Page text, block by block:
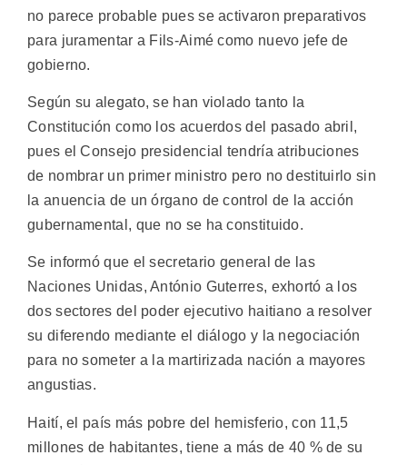
no parece probable pues se activaron preparativos
para juramentar a Fils-Aimé como nuevo jefe de
gobierno.
Según su alegato, se han violado tanto la
Constitución como los acuerdos del pasado abril,
pues el Consejo presidencial tendría atribuciones
de nombrar un primer ministro pero no destituirlo sin
la anuencia de un órgano de control de la acción
gubernamental, que no se ha constituido.
Se informó que el secretario general de las
Naciones Unidas, António Guterres, exhortó a los
dos sectores del poder ejecutivo haitiano a resolver
su diferendo mediante el diálogo y la negociación
para no someter a la martirizada nación a mayores
angustias.
Haití, el país más pobre del hemisferio, con 11,5
millones de habitantes, tiene a más de 40 % de su